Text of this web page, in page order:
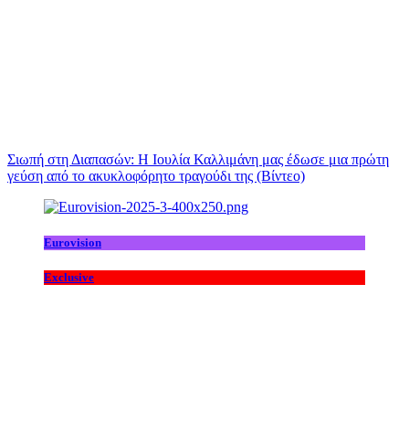
Σιωπή στη Διαπασών: Η Ιουλία Καλλιμάνη μας έδωσε μια πρώτη
γεύση από το ακυκλοφόρητο τραγούδι της (Βίντεο)
Eurovision
Exclusive